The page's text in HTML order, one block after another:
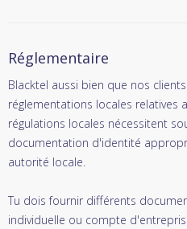
Réglementaire
Blacktel aussi bien que nos
réglementations locales relatives
régulations locales nécessitent
documentation d'identité
autorité locale.
Tu dois fournir différents
individuelle ou compte